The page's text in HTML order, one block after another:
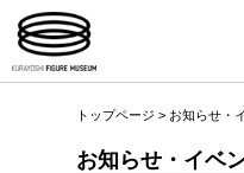
トップページ > お知らせ・
お知らせ・イベ